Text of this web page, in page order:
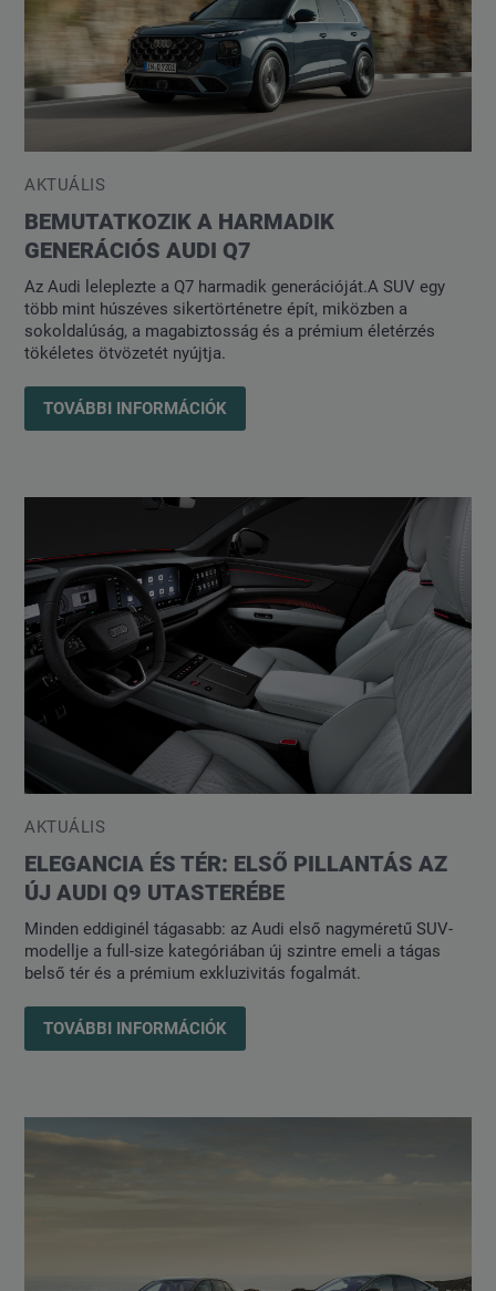
AKTUÁLIS
BEMUTATKOZIK A HARMADIK
GENERÁCIÓS AUDI Q7
Az Audi leleplezte a Q7 harmadik generációját.A SUV egy
több mint húszéves sikertörténetre épít, miközben a
sokoldalúság, a magabiztosság és a prémium életérzés
tökéletes ötvözetét nyújtja.
TOVÁBBI INFORMÁCIÓK
AKTUÁLIS
ELEGANCIA ÉS TÉR: ELSŐ PILLANTÁS AZ
ÚJ AUDI Q9 UTASTERÉBE
Minden eddiginél tágasabb: az Audi első nagyméretű SUV-
modellje a full-size kategóriában új szintre emeli a tágas
belső tér és a prémium exkluzivitás fogalmát.
TOVÁBBI INFORMÁCIÓK